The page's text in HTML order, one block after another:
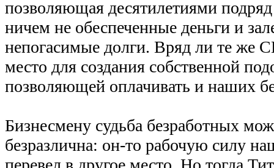
позволяющая десятилетиями подряд
ничем не обеспеченные деньги и
непогасимые долги. Вряд ли те же
место для создания собственной
позволяющей оплачивать и наших
Бизнесмену судьба безработных
безразлична: он-то рабочую силу